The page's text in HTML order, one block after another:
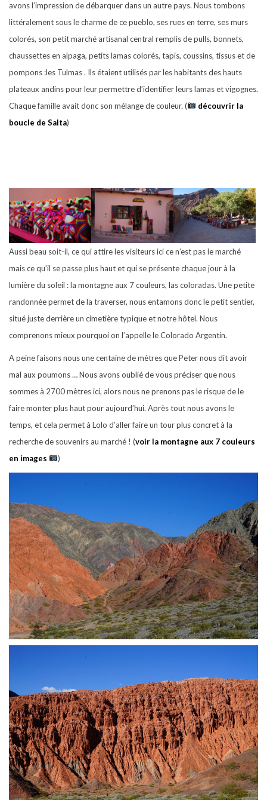
avons l’impression de débarquer dans un autre pays. Nous tombons
littéralement sous le charme de ce pueblo, ses rues en terre, ses murs
colorés, son petit marché artisanal central remplis de pulls, bonnets,
chaussettes en alpaga, petits lamas colorés, tapis, coussins, tissus et de
pompons :les Tulmas . Ils étaient utilisés par les habitants des hauts
plateaux andins pour leur permettre d’identifier leurs lamas et vigognes.
Chaque famille avait donc son mélange de couleur. (
découvrir la
boucle de Salta)
Aussi beau soit-il, ce qui attire les visiteurs ici ce n’est pas le marché
mais ce qu’il se passe plus haut et qui se présente chaque jour à la
lumière du soleil : la montagne aux 7 couleurs, las coloradas. Une petite
randonnée permet de la traverser, nous entamons donc le petit sentier,
situé juste derrière un cimetière typique et notre hôtel. Nous
comprenons mieux pourquoi on l’appelle le Colorado Argentin.
A peine faisons nous une centaine de mètres que Peter nous dit avoir
mal aux poumons … Nous avons oublié de vous préciser que nous
sommes à 2700 mètres ici, alors nous ne prenons pas le risque de le
faire monter plus haut pour aujourd’hui. Après tout nous avons le
temps, et cela permet à Lolo d’aller faire un tour plus concret à la
recherche de souvenirs au marché ! (voir la montagne aux 7 couleurs
en images
)